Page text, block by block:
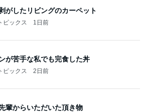
がしたリビングのカーペット
ピックス 1日前
が苦手な私でも完食した丼
ピックス 2日前
輩からいただいた頂き物